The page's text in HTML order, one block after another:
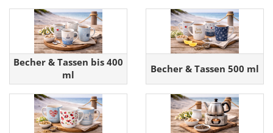
Becher & Tassen bis 400
ml
Becher & Tassen 500 ml